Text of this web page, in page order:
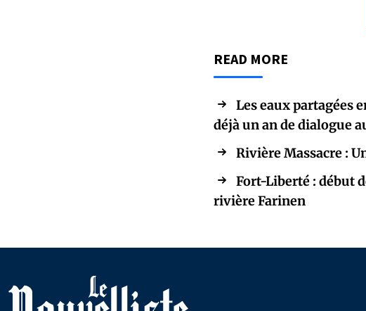
READ MORE
Les eaux partagées
déjà un an de dialogue
Rivière Massacre :
Fort-Liberté : début
rivière Farinen